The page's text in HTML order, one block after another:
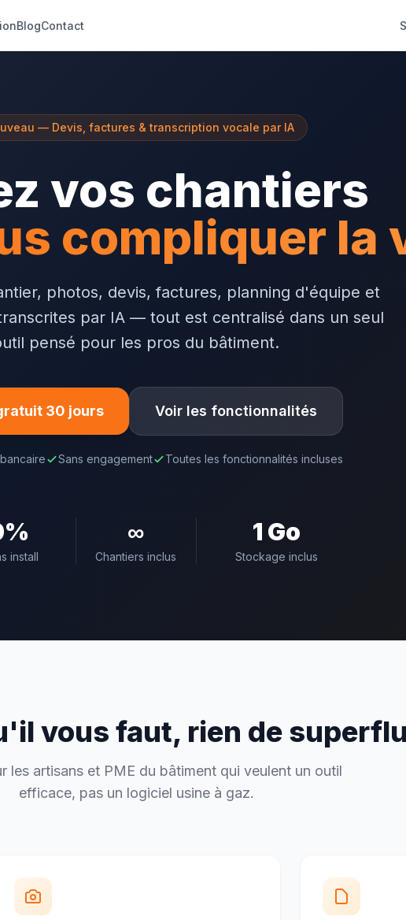
BlogContact
— Devis, factures & transcription vocale par IA
vos chantiers
compliquer la
photos, devis, factures, planning d'équipe et
par IA — tout est centralisé dans un seul
pensé pour les pros du bâtiment.
30 jours Voir les fonctionnalités
Sans engagement Toutes les fonctionnalités incluses
install
∞
Chantiers inclus
1 Go
Stockage inclus
vous faut, rien de superflu
les artisans et PME du bâtiment qui veulent un outil
efficace, pas un logiciel usine à gaz.